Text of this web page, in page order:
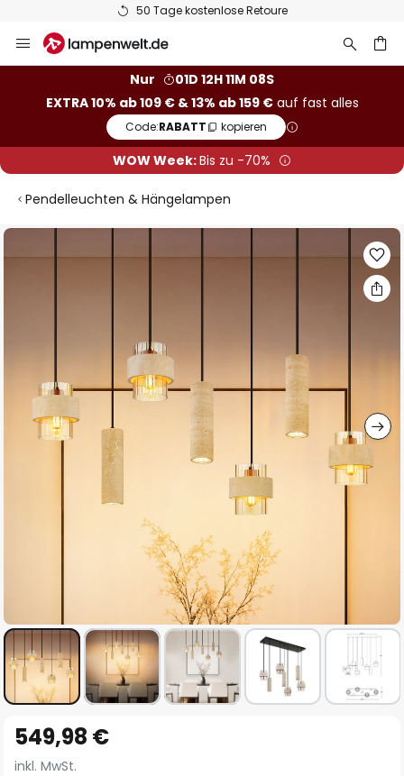
50 Tage kostenlose Retoure
Inhalt
Nur
01D 12H 11M 08S
EXTRA 10% ab 109 € & 13% ab 159 €auf fast alles
Code:RABATT kopieren
WOW Week:Bis zu -70%
Pendelleuchten & Hängelampen
Zum
Ende
Anfang
der
549,98 €
inkl. MwSt.